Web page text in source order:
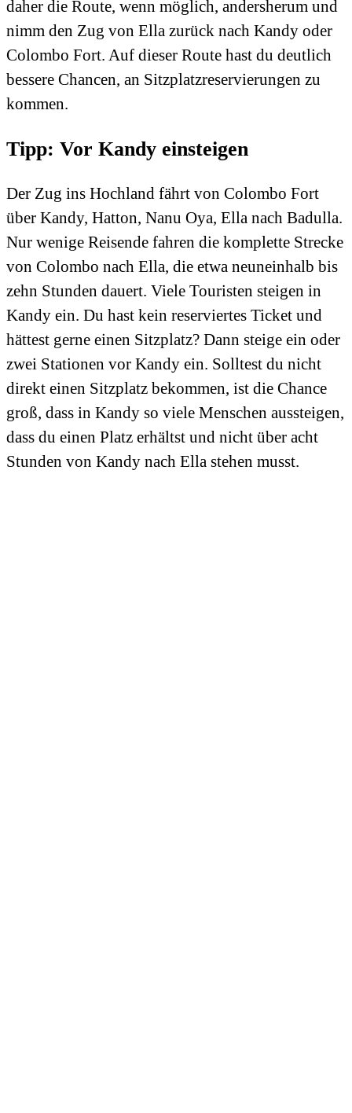
daher die Route, wenn möglich, andersherum und
nimm den Zug von Ella zurück nach Kandy oder
Colombo Fort. Auf dieser Route hast du deutlich
bessere Chancen, an Sitzplatzreservierungen zu
kommen.
Tipp: Vor Kandy einsteigen
Der Zug ins Hochland fährt von Colombo Fort
über Kandy, Hatton, Nanu Oya, Ella nach Badulla.
Nur wenige Reisende fahren die komplette Strecke
von Colombo nach Ella, die etwa neuneinhalb bis
zehn Stunden dauert. Viele Touristen steigen in
Kandy ein. Du hast kein reserviertes Ticket und
hättest gerne einen Sitzplatz? Dann steige ein oder
zwei Stationen vor Kandy ein. Solltest du nicht
direkt einen Sitzplatz bekommen, ist die Chance
groß, dass in Kandy so viele Menschen aussteigen,
dass du einen Platz erhältst und nicht über acht
Stunden von Kandy nach Ella stehen musst.